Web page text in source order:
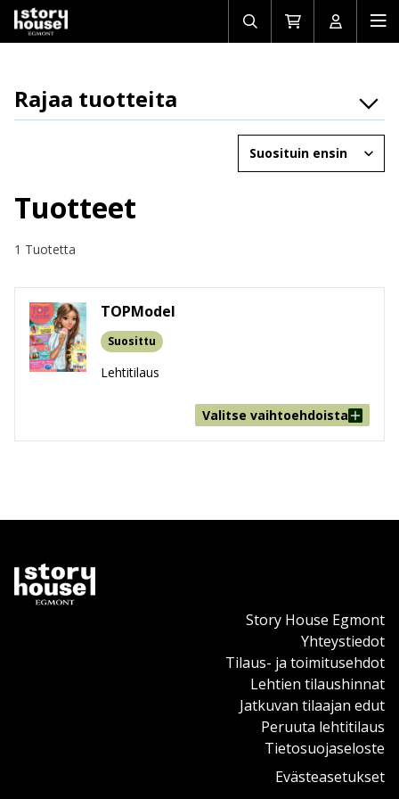
Avaa/sulje
haku
Siirry
ostoskoriin
Avaa/
Rajaa tuotteita
Osasto
Tuotemuoto
Järjestä
Tuotteet
1 Tuotetta
TOPModel
Suosittu
Lehtitilaus
Valitse vaihtoehdoista
Story House Egmont
Yhteystiedot
Tilaus- ja toimitusehdot
Lehtien tilaushinnat
Jatkuvan tilaajan edut
Peruuta lehtitilaus
Tietosuojaseloste
Evästeasetukset